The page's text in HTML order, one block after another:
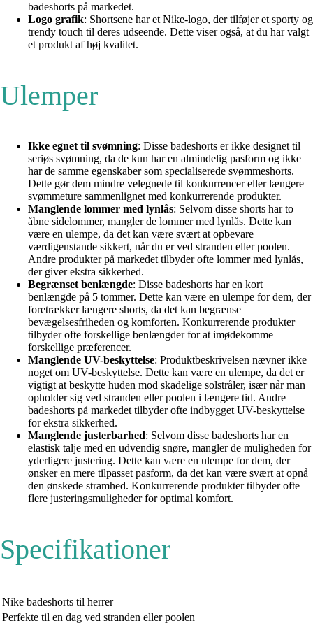
badeshorts på markedet.
Logo grafik: Shortsene har et Nike-logo, der tilføjer et sporty og
trendy touch til deres udseende. Dette viser også, at du har valgt
et produkt af høj kvalitet.
Ulemper
Ikke egnet til svømning: Disse badeshorts er ikke designet til
seriøs svømning, da de kun har en almindelig pasform og ikke
har de samme egenskaber som specialiserede svømmeshorts.
Dette gør dem mindre velegnede til konkurrencer eller længere
svømmeture sammenlignet med konkurrerende produkter.
Manglende lommer med lynlås: Selvom disse shorts har to
åbne sidelommer, mangler de lommer med lynlås. Dette kan
være en ulempe, da det kan være svært at opbevare
værdigenstande sikkert, når du er ved stranden eller poolen.
Andre produkter på markedet tilbyder ofte lommer med lynlås,
der giver ekstra sikkerhed.
Begrænset benlængde: Disse badeshorts har en kort
benlængde på 5 tommer. Dette kan være en ulempe for dem, der
foretrækker længere shorts, da det kan begrænse
bevægelsesfriheden og komforten. Konkurrerende produkter
tilbyder ofte forskellige benlængder for at imødekomme
forskellige præferencer.
Manglende UV-beskyttelse: Produktbeskrivelsen nævner ikke
noget om UV-beskyttelse. Dette kan være en ulempe, da det er
vigtigt at beskytte huden mod skadelige solstråler, især når man
opholder sig ved stranden eller poolen i længere tid. Andre
badeshorts på markedet tilbyder ofte indbygget UV-beskyttelse
for ekstra sikkerhed.
Manglende justerbarhed: Selvom disse badeshorts har en
elastisk talje med en udvendig snøre, mangler de muligheden for
yderligere justering. Dette kan være en ulempe for dem, der
ønsker en mere tilpasset pasform, da det kan være svært at opnå
den ønskede stramhed. Konkurrerende produkter tilbyder ofte
flere justeringsmuligheder for optimal komfort.
Specifikationer
Nike badeshorts til herrer
Perfekte til en dag ved stranden eller poolen